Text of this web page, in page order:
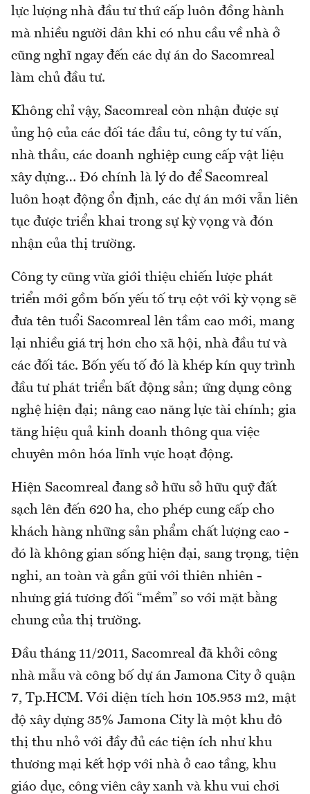
lực lượng nhà đầu tư thứ cấp luôn đồng hành
mà nhiều người dân khi có nhu cầu về nhà ở
cũng nghĩ ngay đến các dự án do Sacomreal
làm chủ đầu tư.
Không chỉ vậy, Sacomreal còn nhận được sự
ủng hộ của các đối tác đầu tư, công ty tư vấn,
nhà thầu, các doanh nghiệp cung cấp vật liệu
xây dựng… Đó chính là lý do để Sacomreal
luôn hoạt động ổn định, các dự án mới vẫn liên
tục được triển khai trong sự kỳ vọng và đón
nhận của thị trường.
Công ty cũng vừa giới thiệu chiến lược phát
triển mới gồm bốn yếu tố trụ cột với kỳ vọng sẽ
đưa tên tuổi Sacomreal lên tầm cao mới, mang
lại nhiều giá trị hơn cho xã hội, nhà đầu tư và
các đối tác. Bốn yếu tố đó là khép kín quy trình
đầu tư phát triển bất động sản; ứng dụng công
nghệ hiện đại; nâng cao năng lực tài chính; gia
tăng hiệu quả kinh doanh thông qua việc
chuyên môn hóa lĩnh vực hoạt động.
Hiện Sacomreal đang sở hữu sở hữu quỹ đất
sạch lên đến 620 ha, cho phép cung cấp cho
khách hàng những sản phẩm chất lượng cao -
đó là không gian sống hiện đại, sang trọng, tiện
nghi, an toàn và gần gũi với thiên nhiên -
nhưng giá tương đối “mềm” so với mặt bằng
chung của thị trường.
Đầu tháng 11/2011, Sacomreal đã khởi công
nhà mẫu và công bố dự án Jamona City ở quận
7, Tp.HCM. Với diện tích hơn 105.953 m2, mật
độ xây dựng 35% Jamona City là một khu đô
thị thu nhỏ với đầy đủ các tiện ích như khu
thương mại kết hợp với nhà ở cao tầng, khu
giáo dục, công viên cây xanh và khu vui chơi